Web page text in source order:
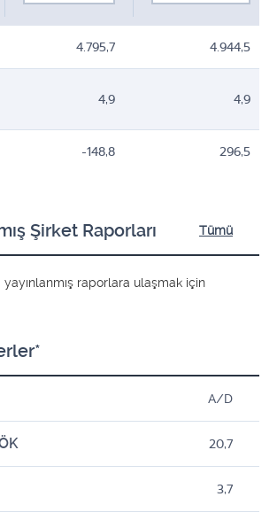
4.795,7 4.944,5
4,9 4,9
-148,8 296,5
Şirket Raporları Tümü
raporlara ulaşmak için
A/D
20,7
3,7